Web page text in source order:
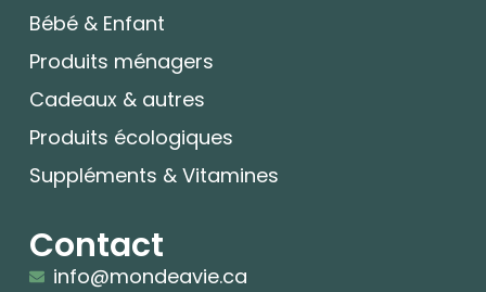
Bébé & Enfant
Produits ménagers
Cadeaux & autres
Produits écologiques
Suppléments & Vitamines
Contact
info@mondeavie.ca